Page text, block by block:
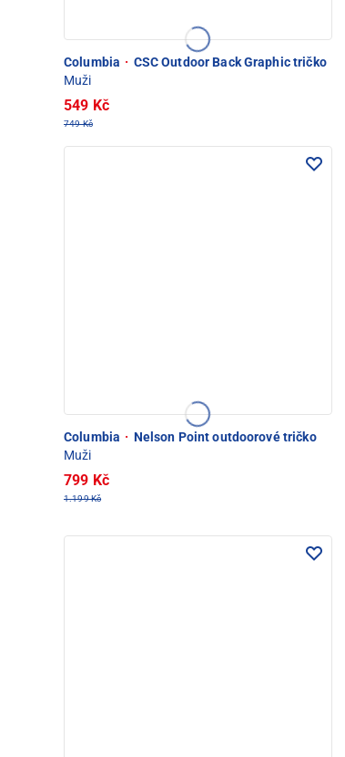
Columbia · CSC Outdoor Back Graphic tričko
Muži
549 Kč
749 Kč
Columbia · Nelson Point outdoorové tričko
Muži
799 Kč
1.199 Kč